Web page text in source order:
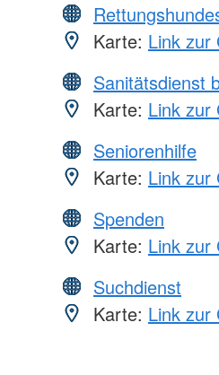
Karte: Link zur
Sanitätsdienst
Karte: Link zur
Seniorenhilfe
Karte: Link zur
Spenden
Karte: Link zur
Suchdienst
Karte: Link zur